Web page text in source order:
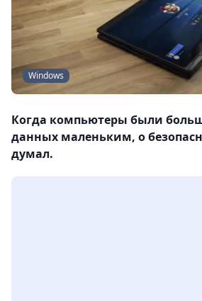
Windows
Когда компьютеры были
данных маленьким, о
думал.